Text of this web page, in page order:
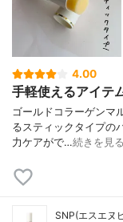
4.00
手軽使えるアイテ
ゴールドコラーゲンマ
るスティックタイプの
力ケアがで…続きを見る
SNP(エスエヌ